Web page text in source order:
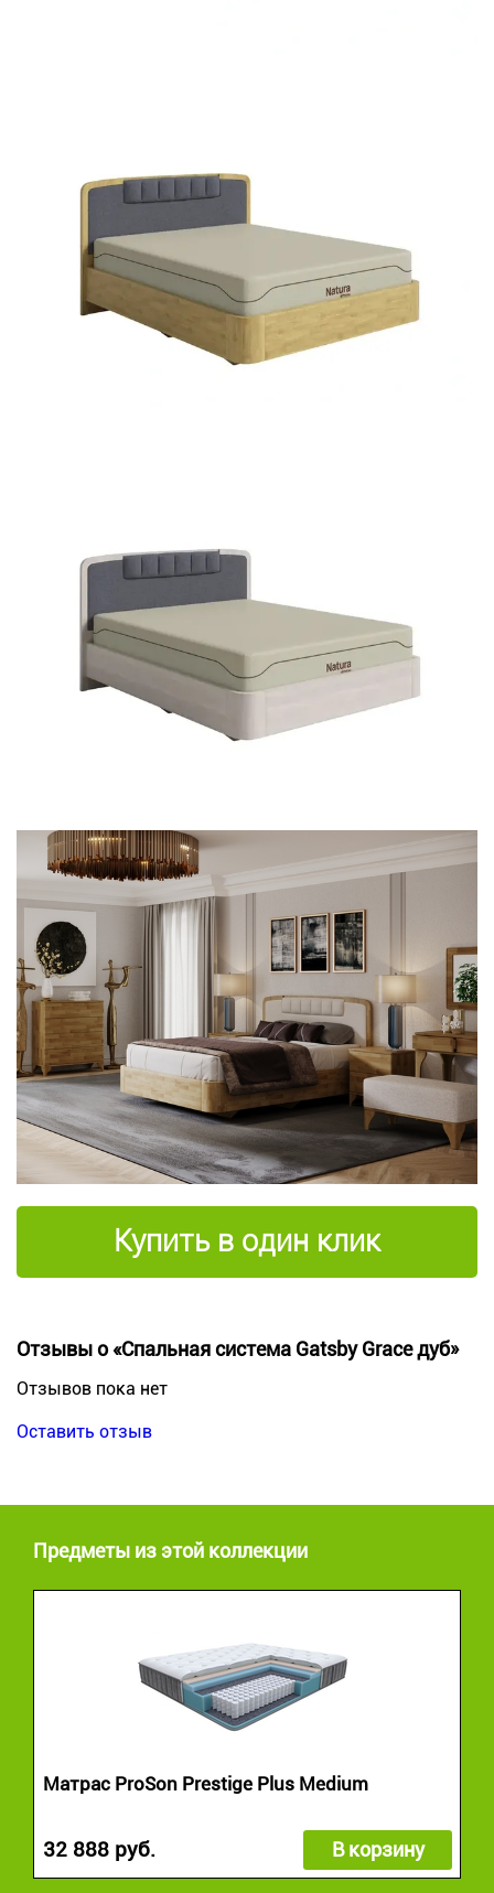
Купить в один клик
Отзывы о «Спальная система Gatsby Grace дуб»
Отзывов пока нет
Оставить отзыв
Предметы из этой коллекции
Матрас ProSon Prestige Plus Medium
32 888 руб. В корзину